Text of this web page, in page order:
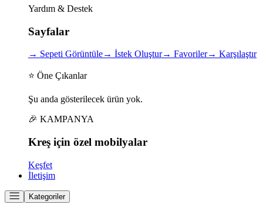
Yardım & Destek
Sayfalar
→ Sepeti Görüntüle→ İstek Oluştur→ Favoriler→ Karşılaştır
⭐ Öne Çıkanlar
Şu anda gösterilecek ürün yok.
🎉 KAMPANYA
Kreş için özel mobilyalar
Keşfet
İletişim
Kategoriler